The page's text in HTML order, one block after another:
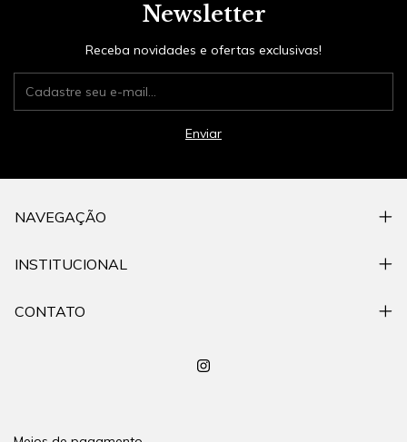
Newsletter
Receba novidades e ofertas exclusivas!
NAVEGAÇÃO
INSTITUCIONAL
CONTATO